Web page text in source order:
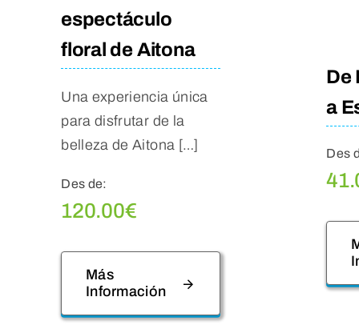
espectáculo
floral de Aitona
Una experiencia única
para disfrutar de la
belleza de Aitona […]
Des de:
120.00€
Más
Información
De
a
Des